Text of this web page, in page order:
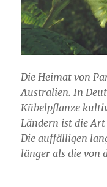
Die Heimat von
Australien. In
Kübelpflanze
Ländern ist die
Die auffälligen
länger als die von